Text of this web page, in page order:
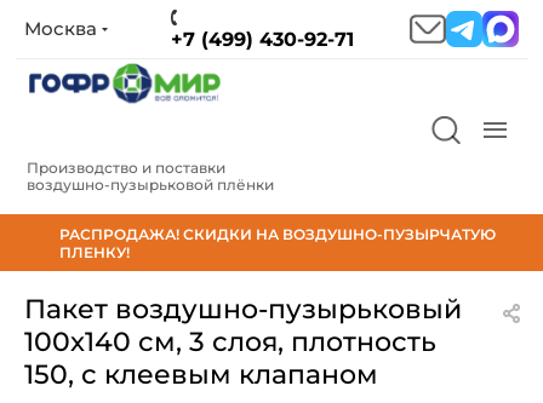
Москва +7 (499) 430-92-71
Производство и поставки
воздушно‑пузырьковой плёнки
РАСПРОДАЖА! СКИДКИ НА ВОЗДУШНО-ПУЗЫРЧАТУЮ
ПЛЕНКУ!
Пакет воздушно-пузырьковый
100х140 см, 3 слоя, плотность
150, с клеевым клапаном